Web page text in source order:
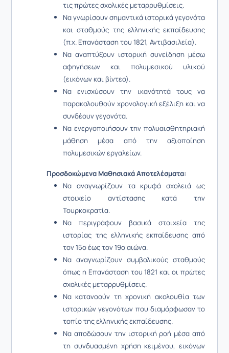
τις πρώτες σχολικές μεταρρυθμίσεις.
Να γνωρίσουν σημαντικά ιστορικά γεγονότα
και σταθμούς της ελληνικής εκπαίδευσης
(π.χ. Επανάσταση του 1821, Αντιβασιλεία).
Να αναπτύξουν ιστορική συνείδηση μέσω
αφηγήσεων και πολυμεσικού υλικού
(εικόνων και βίντεο).
Να ενισχύσουν την ικανότητά τους να
παρακολουθούν χρονολογική εξέλιξη και να
συνδέουν γεγονότα.
Να ενεργοποιήσουν την πολυαισθητηριακή
μάθηση μέσα από την αξιοποίηση
πολυμεσικών εργαλείων.
Προσδοκώμενα Μαθησιακά Αποτελέσματα:
Να αναγνωρίζουν τα κρυφά σχολειά ως
στοιχείο αντίστασης κατά την
Τουρκοκρατία.
Να περιγράφουν βασικά στοιχεία της
ιστορίας της ελληνικής εκπαίδευσης από
τον 15ο έως τον 19ο αιώνα.
Να αναγνωρίζουν συμβολικούς σταθμούς
όπως η Επανάσταση του 1821 και οι πρώτες
σχολικές μεταρρυθμίσεις.
Να κατανοούν τη χρονική ακολουθία των
ιστορικών γεγονότων που διαμόρφωσαν το
τοπίο της ελληνικής εκπαίδευσης.
Να αποδώσουν την ιστορική ροή μέσα από
τη συνδυασμένη χρήση κειμένου, εικόνων